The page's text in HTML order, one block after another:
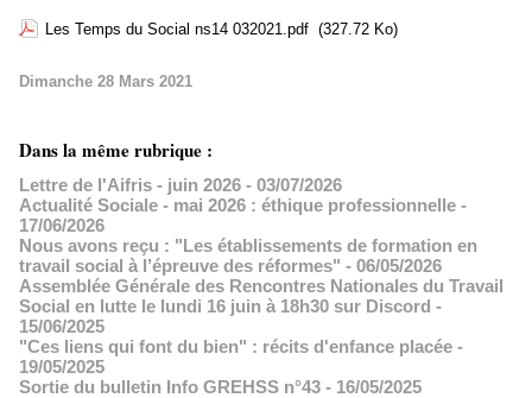
Les Temps du Social ns14 032021.pdf (327.72 Ko)
Dimanche 28 Mars 2021
Dans la même rubrique :
Lettre de l'Aifris - juin 2026 - 03/07/2026
Actualité Sociale - mai 2026 : éthique professionnelle -
17/06/2026
Nous avons reçu : "Les établissements de formation en
travail social à l’épreuve des réformes" - 06/05/2026
Assemblée Générale des Rencontres Nationales du Travail
Social en lutte le lundi 16 juin à 18h30 sur Discord -
15/06/2025
"Ces liens qui font du bien" : récits d'enfance placée -
19/05/2025
Sortie du bulletin Info GREHSS n°43 - 16/05/2025